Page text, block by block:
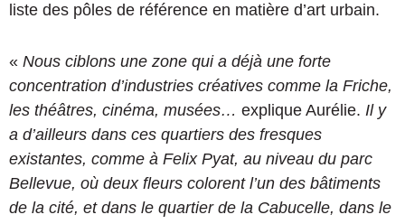
liste des pôles de référence en matière d’art urbain.
« Nous ciblons une zone qui a déjà une forte
concentration d’industries créatives comme la Friche,
les théâtres, cinéma, musées… explique Aurélie. Il y
a d’ailleurs dans ces quartiers des fresques
existantes, comme à Felix Pyat, au niveau du parc
Bellevue, où deux fleurs colorent l’un des bâtiments
de la cité, et dans le quartier de la Cabucelle, dans le